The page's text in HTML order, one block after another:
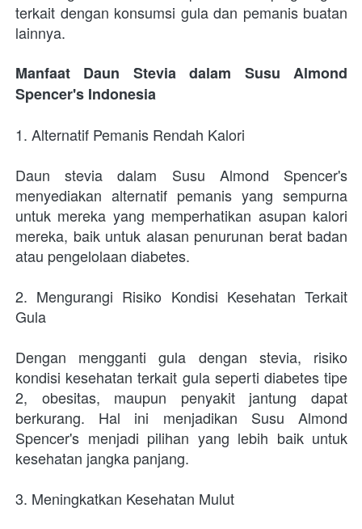
terkait dengan konsumsi gula dan pemanis buatan
lainnya.
Manfaat Daun Stevia dalam Susu Almond
Spencer's Indonesia
1. Alternatif Pemanis Rendah Kalori
Daun stevia dalam Susu Almond Spencer's
menyediakan alternatif pemanis yang sempurna
untuk mereka yang memperhatikan asupan kalori
mereka, baik untuk alasan penurunan berat badan
atau pengelolaan diabetes.
2. Mengurangi Risiko Kondisi Kesehatan Terkait
Gula
Dengan mengganti gula dengan stevia, risiko
kondisi kesehatan terkait gula seperti diabetes tipe
2, obesitas, maupun penyakit jantung dapat
berkurang. Hal ini menjadikan Susu Almond
Spencer's menjadi pilihan yang lebih baik untuk
kesehatan jangka panjang.
3. Meningkatkan Kesehatan Mulut